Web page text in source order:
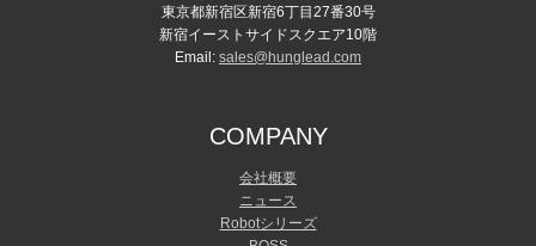
東京都新宿区新宿6丁目27番30号
新宿イーストサイドスクエア10階
Email: sales@hunglead.com
COMPANY
会社概要
ニュース
Robotシリーズ